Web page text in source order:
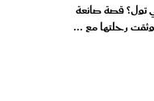
قصة صانعة
رحلتها مع ...